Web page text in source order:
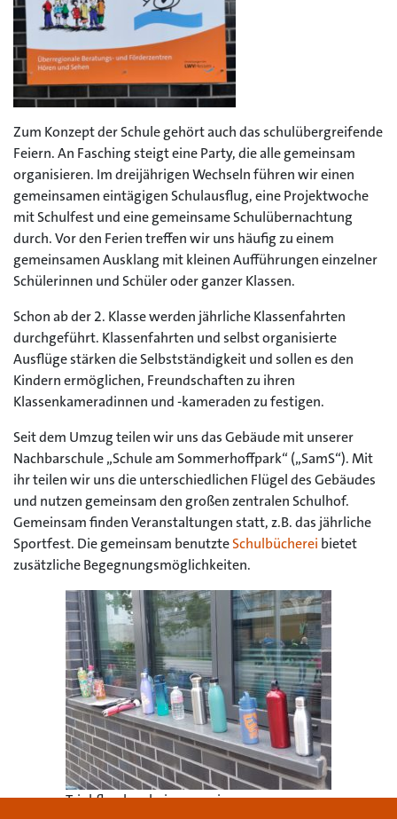
Zum Konzept der Schule gehört auch das schulübergreifende
Feiern. An Fasching steigt eine Party, die alle gemeinsam
organisieren. Im dreijährigen Wechseln führen wir einen
gemeinsamen eintägigen Schulausflug, eine Projektwoche
mit Schulfest und eine gemeinsame Schulübernachtung
durch. Vor den Ferien treffen wir uns häufig zu einem
gemeinsamen Ausklang mit kleinen Aufführungen einzelner
Schülerinnen und Schüler oder ganzer Klassen.
Schon ab der 2. Klasse werden jährliche Klassenfahrten
durchgeführt. Klassenfahrten und selbst organisierte
Ausflüge stärken die Selbstständigkeit und sollen es den
Kindern ermöglichen, Freundschaften zu ihren
Klassenkameradinnen und -kameraden zu festigen.
Seit dem Umzug teilen wir uns das Gebäude mit unserer
Nachbarschule „Schule am Sommerhoffpark“ („SamS“). Mit
ihr teilen wir uns die unterschiedlichen Flügel des Gebäudes
und nutzen gemeinsam den großen zentralen Schulhof.
Gemeinsam finden Veranstaltungen statt, z.B. das jährliche
Sportfest. Die gemeinsam benutzteSchulbücherei bietet
zusätzliche Begegnungsmöglichkeiten.
Trinkflaschen beim gemeinsamen